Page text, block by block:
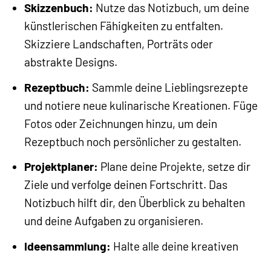
Skizzenbuch: Nutze das Notizbuch, um deine
künstlerischen Fähigkeiten zu entfalten.
Skizziere Landschaften, Porträts oder
abstrakte Designs.
Rezeptbuch: Sammle deine Lieblingsrezepte
und notiere neue kulinarische Kreationen. Füge
Fotos oder Zeichnungen hinzu, um dein
Rezeptbuch noch persönlicher zu gestalten.
Projektplaner: Plane deine Projekte, setze dir
Ziele und verfolge deinen Fortschritt. Das
Notizbuch hilft dir, den Überblick zu behalten
und deine Aufgaben zu organisieren.
Ideensammlung: Halte alle deine kreativen